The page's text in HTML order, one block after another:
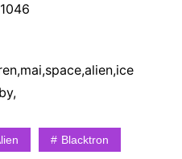
Blacktron